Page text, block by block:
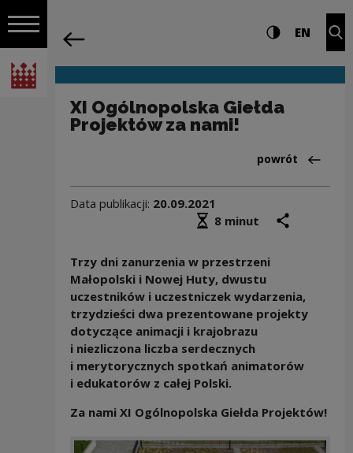
Włącz nawigację
Narodowe Centrum Kultury
Nawigacja Ustawienia i Wysoki
EN
XI Ogólnopolska Giełda
Projektów za nami!
Powrót
powrót
Data publikacji: 20.09.2021
Średni czas czytania
8 minut
Trzy dni zanurzenia w przestrzeni
Małopolski i Nowej Huty, dwustu
uczestników i uczestniczek wydarzenia,
trzydzieści dwa prezentowane projekty
dotyczące animacji i krajobrazu
i niezliczona liczba serdecznych
i merytorycznych spotkań animatorów
i edukatorów z całej Polski.
Za nami XI Ogólnopolska Giełda Projektów!